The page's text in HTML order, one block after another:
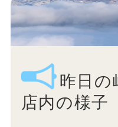
昨日の
店内の様子